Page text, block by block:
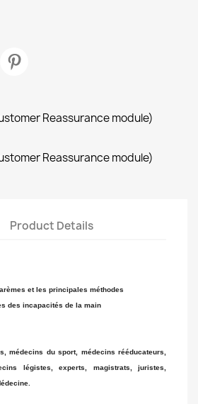
Reassurance module)
Reassurance module)
Product Details
et les principales méthodes
des incapacités de la main
médecins du sport, médecins rééducateurs,
légistes, experts, magistrats, juristes,